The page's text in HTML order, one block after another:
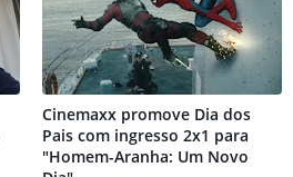
Cinemaxx promove Dia dos
Pais com ingresso 2x1 para
"Homem-Aranha: Um Novo